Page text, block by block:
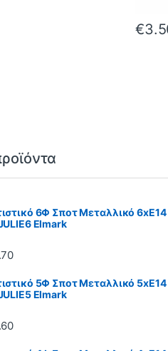
€
6Φ Σποτ Μεταλλικό 6xE14
Elmark
5Φ Σποτ Μεταλλικό 5xE14
Elmark